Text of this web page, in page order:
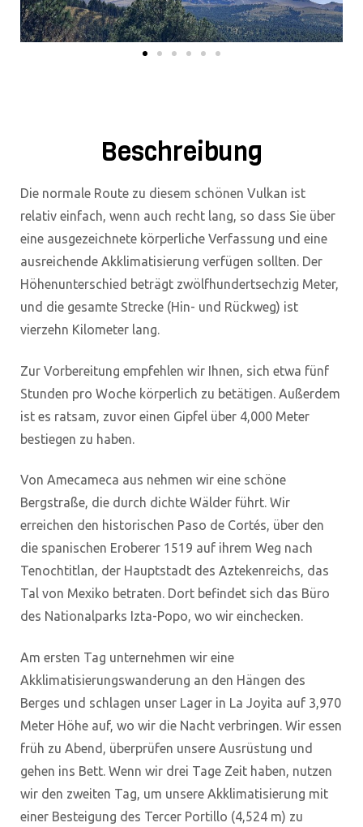
Beschreibung
Die normale Route zu diesem schönen Vulkan ist
relativ einfach, wenn auch recht lang, so dass Sie über
eine ausgezeichnete körperliche Verfassung und eine
ausreichende Akklimatisierung verfügen sollten. Der
Höhenunterschied beträgt zwölfhundertsechzig Meter,
und die gesamte Strecke (Hin- und Rückweg) ist
vierzehn Kilometer lang.
Zur Vorbereitung empfehlen wir Ihnen, sich etwa fünf
Stunden pro Woche körperlich zu betätigen. Außerdem
ist es ratsam, zuvor einen Gipfel über 4,000 Meter
bestiegen zu haben.
Von Amecameca aus nehmen wir eine schöne
Bergstraße, die durch dichte Wälder führt. Wir
erreichen den historischen Paso de Cortés, über den
die spanischen Eroberer 1519 auf ihrem Weg nach
Tenochtitlan, der Hauptstadt des Aztekenreichs, das
Tal von Mexiko betraten. Dort befindet sich das Büro
des Nationalparks Izta-Popo, wo wir einchecken.
Am ersten Tag unternehmen wir eine
Akklimatisierungswanderung an den Hängen des
Berges und schlagen unser Lager in La Joyita auf 3,970
Meter Höhe auf, wo wir die Nacht verbringen. Wir essen
früh zu Abend, überprüfen unsere Ausrüstung und
gehen ins Bett. Wenn wir drei Tage Zeit haben, nutzen
wir den zweiten Tag, um unsere Akklimatisierung mit
einer Besteigung des Tercer Portillo (4,524 m) zu